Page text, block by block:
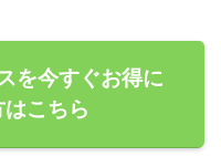
を今すぐお得に
こちら